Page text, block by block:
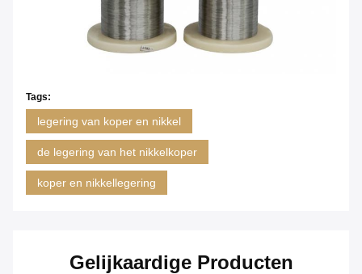
Tags:
legering van koper en nikkel
de legering van het nikkelkoper
koper en nikkellegering
Gelijkaardige Producten